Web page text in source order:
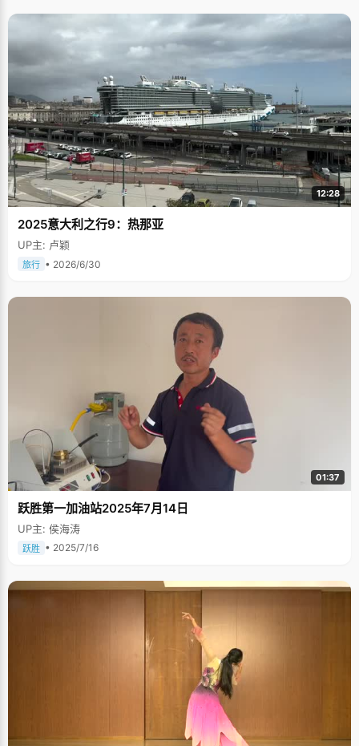
12:28
2025意大利之行9：热那亚
UP主: 卢颖
旅行 • 2026/6/30
01:37
跃胜第一加油站2025年7月14日
UP主: 侯海涛
跃胜 • 2025/7/16